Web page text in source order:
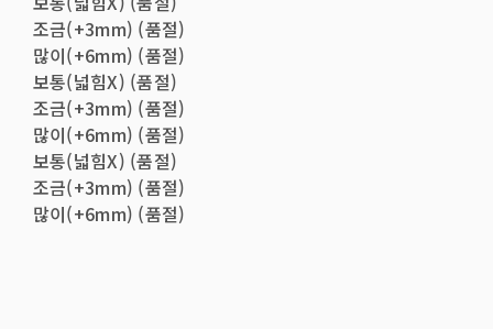
조금(+3mm) (품절)
많이(+6mm) (품절)
보통(넓힘X) (품절)
조금(+3mm) (품절)
많이(+6mm) (품절)
보통(넓힘X) (품절)
조금(+3mm) (품절)
많이(+6mm) (품절)